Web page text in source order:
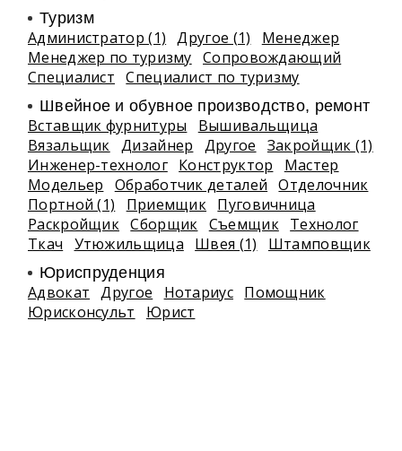
Туризм
Администратор (1) Другое (1)
Менеджер
Менеджер по туризму Сопровождающий
Специалист
Специалист по туризму
Швейное и обувное производство, ремонт
Вставщик фурнитуры
Вышивальщица
Вязальщик Дизайнер Другое
Закройщик (1)
Инженер-технолог Конструктор
Мастер
Модельер
Обработчик деталей
Отделочник
Портной (1)
Приемщик Пуговичница
Раскройщик Сборщик Съемщик Технолог
Ткач
Утюжильщица Швея (1) Штамповщик
Юриспруденция
Адвокат Другое Нотариус Помощник
Юрисконсульт
Юрист